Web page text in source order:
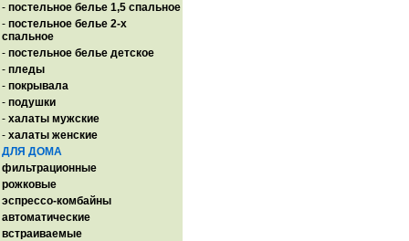
- постельное белье 1,5 спальное
- постельное белье 2-х
спальное
- постельное белье детское
- пледы
- покрывала
- подушки
- халаты мужские
- халаты женские
ДЛЯ ДОМА
фильтрационные
рожковые
эспрессо-комбайны
автоматические
встраиваемые